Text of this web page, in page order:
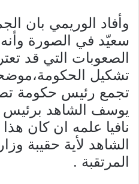
وأفاد الوريمي بان
سعيّد في الصورة وأنه
الصعوبات التي قد
تشكيل
تجمع رئيس حكومة
يوسف الشاهد برئيس
نافيا علمه ان كان
الشاهد لأية حقيبة
المرتقبة .